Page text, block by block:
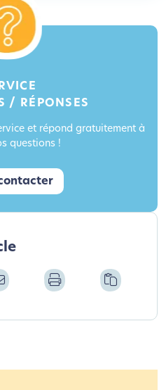
/ RÉPONSES
et répond gratuitement à
questions !